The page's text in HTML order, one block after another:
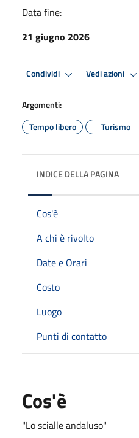
Data fine:
21 giugno 2026
Condividi Vedi azioni
Argomenti:
Tempo libero
Turismo
INDICE DELLA PAGINA
Cos'è
A chi è rivolto
Date e Orari
Costo
Luogo
Punti di contatto
Cos'è
"Lo scialle andaluso"